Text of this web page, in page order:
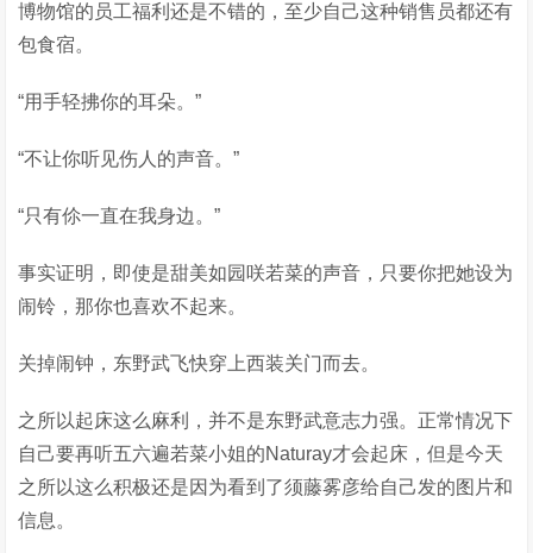
博物馆的员工福利还是不错的，至少自己这种销售员都还有
包食宿。
“用手轻拂你的耳朵。”
“不让你听见伤人的声音。”
“只有伱一直在我身边。”
事实证明，即使是甜美如园咲若菜的声音，只要你把她设为
闹铃，那你也喜欢不起来。
关掉闹钟，东野武飞快穿上西装关门而去。
之所以起床这么麻利，并不是东野武意志力强。正常情况下
自己要再听五六遍若菜小姐的Naturay才会起床，但是今天
之所以这么积极还是因为看到了须藤雾彦给自己发的图片和
信息。